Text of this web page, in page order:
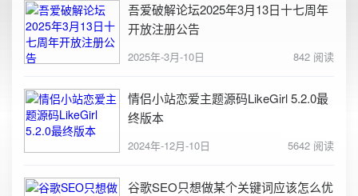
吾爱破解论坛2025年3月13日十七周年
开放注册公告
2025年-3月-10日 842 阅读
情侣小站恋爱主题源码LikeGirl 5.2.0最
终版本
2024年-12月-10日 5642 阅读
谷歌SEO只想做某个关键词应该怎么优